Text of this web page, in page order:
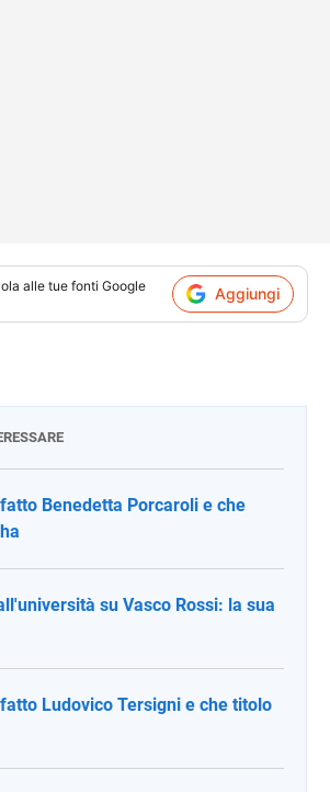
alle tue fonti Google
Aggiungi
Benedetta Porcaroli e che
su Vasco Rossi: la sua
Ludovico Tersigni e che titolo